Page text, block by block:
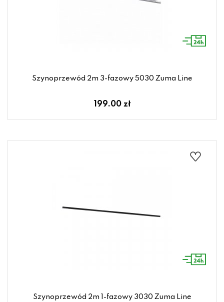
Szynoprzewód 2m 3-fazowy 5030 Zuma Line
199.00 zł
Szynoprzewód 2m 1-fazowy 3030 Zuma Line